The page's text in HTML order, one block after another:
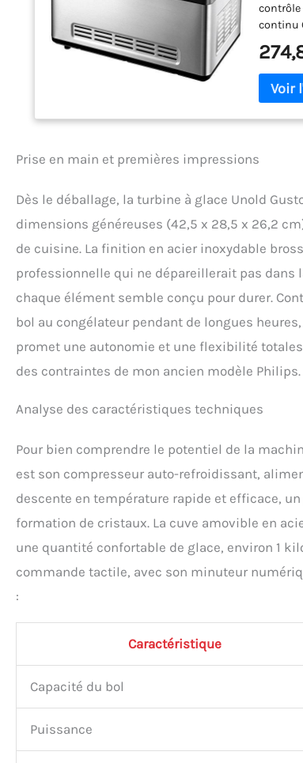
continu
Prise en main et premières impressions
Dès le déballage, la turbine à glace Unold
dimensions généreuses (42,5 x 28,5 x 26,2
de cuisine. La finition en acier inoxydable
professionnelle qui ne dépareillerait pas dans
chaque élément semble conçu pour durer.
bol au congélateur pendant de longues
promet une autonomie et une flexibilité
des contraintes de mon ancien modèle Philips.
Analyse des caractéristiques techniques
Pour bien comprendre le potentiel de la
est son compresseur auto-refroidissant,
descente en température rapide et efficace,
formation de cristaux. La cuve amovible en
une quantité confortable de glace, environ 1
commande tactile, avec son minuteur
:
Caractéristique
Capacité du bol
Puissance